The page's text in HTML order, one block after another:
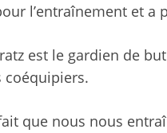
l’entraînement et a
est le gardien de
coéquipiers.
fait que nous nous